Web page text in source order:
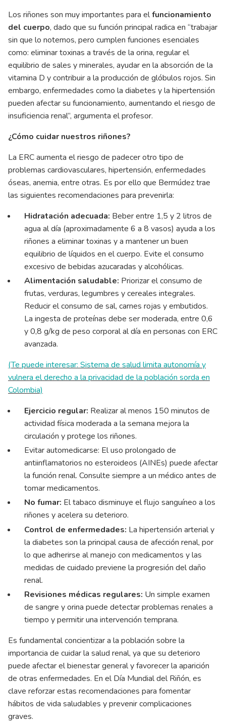
Los riñones son muy importantes para elfuncionamiento
del cuerpo, dado que su función principal radica en “trabajar
sin que lo notemos, pero cumplen funciones esenciales
como: eliminar toxinas a través de la orina, regular el
equilibrio de sales y minerales, ayudar en la absorción de la
vitamina D y contribuir a la producción de glóbulos rojos. Sin
embargo, enfermedades como la diabetes y la hipertensión
pueden afectar su funcionamiento, aumentando el riesgo de
insuficiencia renal”, argumenta el profesor.
¿Cómo cuidar nuestros riñones?
La ERC aumenta el riesgo de padecer otro tipo de
problemas cardiovasculares, hipertensión, enfermedades
óseas, anemia, entre otras. Es por ello que Bermúdez trae
las siguientes recomendaciones para prevenirla:
Hidratación adecuada: Beber entre 1,5 y 2 litros de
agua al día (aproximadamente 6 a 8 vasos) ayuda a los
riñones a eliminar toxinas y a mantener un buen
equilibrio de líquidos en el cuerpo. Evite el consumo
excesivo de bebidas azucaradas y alcohólicas.
Alimentación saludable: Priorizar el consumo de
frutas, verduras, legumbres y cereales integrales.
Reducir el consumo de sal, carnes rojas y embutidos.
La ingesta de proteínas debe ser moderada, entre 0,6
y 0,8 g/kg de peso corporal al día en personas con ERC
avanzada.
(Te puede interesar: Sistema de salud limita autonomía y
vulnera el derecho a la privacidad de la población sorda en
Colombia)
Ejercicio regular: Realizar al menos 150 minutos de
actividad física moderada a la semana mejora la
circulación y protege los riñones.
Evitar automedicarse: El uso prolongado de
antiinflamatorios no esteroideos (AINEs) puede afectar
la función renal. Consulte siempre a un médico antes de
tomar medicamentos.
No fumar: El tabaco disminuye el flujo sanguíneo a los
riñones y acelera su deterioro.
Control de enfermedades: La hipertensión arterial y
la diabetes son la principal causa de afección renal, por
lo que adherirse al manejo con medicamentos y las
medidas de cuidado previene la progresión del daño
renal.
Revisiones médicas regulares: Un simple examen
de sangre y orina puede detectar problemas renales a
tiempo y permitir una intervención temprana.
Es fundamental concientizar a la población sobre la
importancia de cuidar la salud renal, ya que su deterioro
puede afectar el bienestar general y favorecer la aparición
de otras enfermedades. En el Día Mundial del Riñón, es
clave reforzar estas recomendaciones para fomentar
hábitos de vida saludables y prevenir complicaciones
graves.